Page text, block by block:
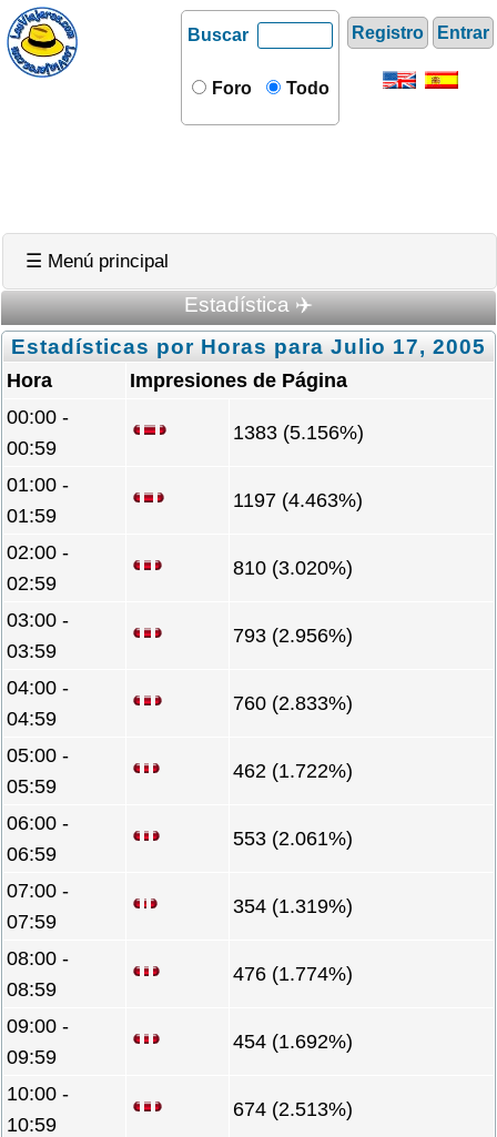
Registro Entrar
Buscar
Foro Todo
☰ Menú principal
Estadística ✈️
Estadísticas por Horas para Julio 17, 2005
Hora
Impresiones de Página
00:00 -
00:59
1383 (5.156%)
01:00 -
01:59
1197 (4.463%)
02:00 -
02:59
810 (3.020%)
03:00 -
03:59
793 (2.956%)
04:00 -
04:59
760 (2.833%)
05:00 -
05:59
462 (1.722%)
06:00 -
06:59
553 (2.061%)
07:00 -
07:59
354 (1.319%)
08:00 -
08:59
476 (1.774%)
09:00 -
09:59
454 (1.692%)
10:00 -
10:59
674 (2.513%)